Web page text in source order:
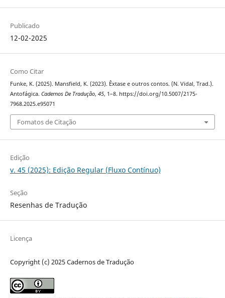
Publicado
12-02-2025
Como Citar
Funke, K. (2025). Mansfield, K. (2023). Êxtase e outros contos. (N. Vidal, Trad.).
Antofágica. Cadernos De Tradução, 45, 1–8. https://doi.org/10.5007/2175-
7968.2025.e95071
Fomatos de Citação
Edição
v. 45 (2025): Edição Regular (Fluxo Contínuo)
Seção
Resenhas de Tradução
Licença
Copyright (c) 2025 Cadernos de Tradução